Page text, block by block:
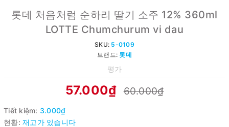
롯데 처음처럼 순하리 딸기 소주 12% 360ml
LOTTE Chumchurum vi dau
SKU: 5-0109
브랜드:롯데
평가
57.000₫ 60.000₫
Tiết kiệm: 3.000₫
현황: 재고가 있습니다